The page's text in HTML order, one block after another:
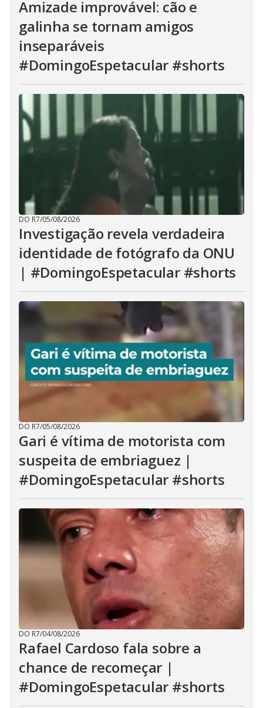
Amizade improvável: cão e
galinha se tornam amigos
inseparáveis
#DomingoEspetacular #shorts
DO R7/05/08/2026
Investigação revela verdadeira
identidade de fotógrafo da ONU
| #DomingoEspetacular #shorts
DO R7/05/08/2026
Gari é vítima de motorista com
suspeita de embriaguez |
#DomingoEspetacular #shorts
DO R7/04/08/2026
Rafael Cardoso fala sobre a
chance de recomeçar |
#DomingoEspetacular #shorts